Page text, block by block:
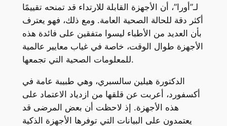
لـ”أورا”، أن الأجهزة القابلة للارتداء قد تمنحه تقييمًا
أكثر دقة للحالة الصحية العامة. ومع ذلك، فهو يعترف
بأن العديد من الأطباء ليسوا متفقين على فائدة هذه
الأجهزة طوال الوقت، خاصة في غياب معايير عالمية
للمعلومات الصحية التي تجمعها.
الدكتورة هيلين سالسبري، وهي طبيبة عامة في
أكسفورد، أعربت عن قلقها من ازدياد الاعتماد على
هذه الأجهزة. إذ لاحظت أن بعض المرضى قد
يعتمدون على البيانات التي توفرها الأجهزة الذكية